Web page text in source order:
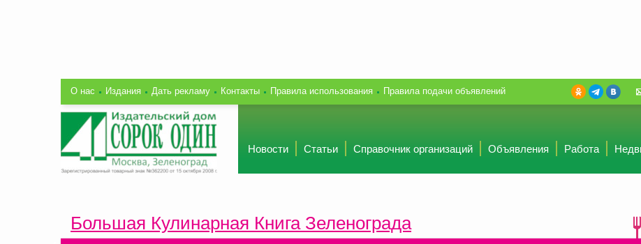
О нас Издания Дать рекламу Контакты Правила использования Правила подачи объявлений
Новости Статьи Справочник организаций Объявления Работа
Большая Кулинарная Книга Зеленограда